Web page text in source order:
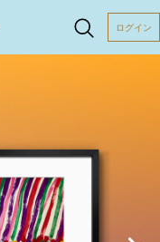
ログイン